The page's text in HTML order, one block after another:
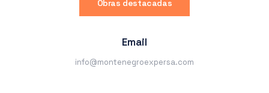
Obras destacadas
Email
info@montenegroexpersa.com